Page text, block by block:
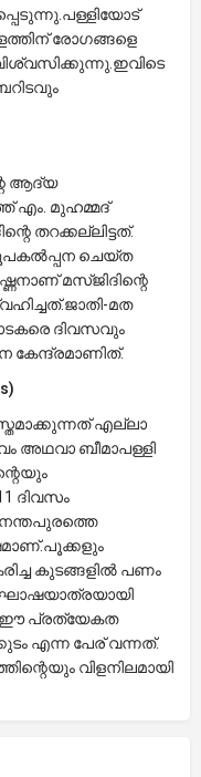
രോഗങ്ങളെ
ആദ്യ
എം. മുഹമ്മദ്
തറക്കല്ലിട്ടത്.​
ചെയ്ത
മസ്ജിദിന്റെ
മത
ദിവസവും
കേന്ദ്രമാണിത്.
എല്ലാ
അഥവാ ബീമാപള്ളി
ദിവസം
കുടങ്ങളിൽ പണം
ഈ പ്രത്യേകത
എന്ന പേര് വന്നത്.
വിളനിലമായി